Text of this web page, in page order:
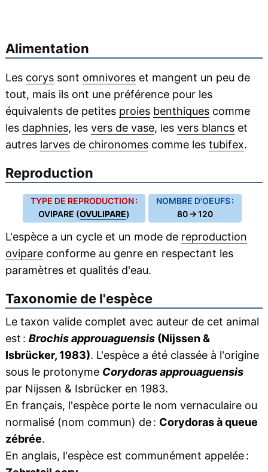
Alimentation
Les coryssont omnivoreset mangent un peu de
tout, mais ils ont une préférence pour les
équivalents de petites proies benthiquescomme
les daphnies, les vers de vase, les vers blancset
autres larvesde chironomescomme les tubifex.
Reproduction
TYPE DE REPRODUCTION :
OVIPARE (OVULIPARE)
NOMBRE D'OEUFS :
80 → 120
L'espèce a un cycle et un mode de reproduction
ovipareconforme au genre en respectant les
paramètres et qualités d'eau.
Taxonomie de l'espèce
Le taxon valide complet avec auteur de cet animal
est : Brochis approuaguensis(Nijssen &
Isbrücker, 1983). L'espèce a été classée à l'origine
sous le protonyme Corydoras approuaguensis
par Nijssen & Isbrücker en 1983.
En français, l'espèce porte le nom vernaculaire ou
normalisé (nom commun) de : Corydoras à queue
zébrée.
En anglais, l'espèce est communément appelée :